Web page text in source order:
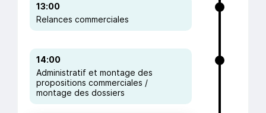
13:00
Relances commerciales
Administratif et montage des
propositions commerciales /
montage des dossiers
14:00